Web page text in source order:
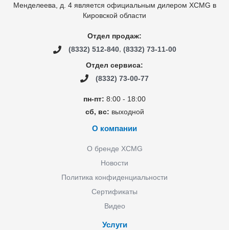
Менделеева, д. 4 является официальным дилером XCMG в
Кировской области
Отдел продаж:
(8332) 512-840, (8332) 73-11-00
Отдел сервиса:
(8332) 73-00-77
пн-пт: 8:00 - 18:00
сб, вс: выходной
О компании
О бренде XCMG
Новости
Политика конфиденциальности
Сертификаты
Видео
Услуги